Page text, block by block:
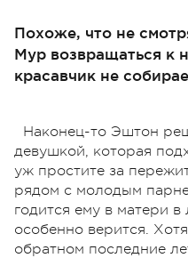
Похоже, что не
Мур возвращаться к
красавчик не
Наконец-то Эштон
девушкой, которая
уж простите за
рядом с молодым
годится ему в матери в
особенно верится.
обратном последние